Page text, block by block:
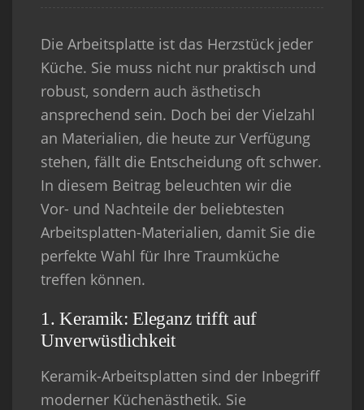
Die Arbeitsplatte ist das Herzstück jeder
Küche. Sie muss nicht nur praktisch und
robust, sondern auch ästhetisch
ansprechend sein. Doch bei der Vielzahl
an Materialien, die heute zur Verfügung
stehen, fällt die Entscheidung oft schwer.
In diesem Beitrag beleuchten wir die
Vor- und Nachteile der beliebtesten
Arbeitsplatten-Materialien, damit Sie die
perfekte Wahl für Ihre Traumküche
treffen können.
1. Keramik: Eleganz trifft auf
Unverwüstlichkeit
Keramik-Arbeitsplatten sind der Inbegriff
moderner Küchenästhetik. Sie